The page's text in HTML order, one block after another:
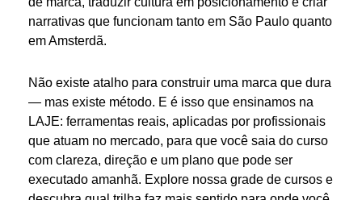
narrativas que funcionam tanto em São Paulo quanto
em Amsterdã.
Não existe atalho para construir uma marca que dura
— mas existe método. E é isso que ensinamos na
LAJE: ferramentas reais, aplicadas por profissionais
que atuam no mercado, para que você saia do curso
com clareza, direção e um plano que pode ser
executado amanhã. Explore nossa grade de cursos e